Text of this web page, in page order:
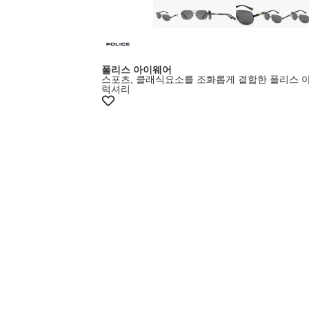
폴리스 아이웨어
스포츠, 클래식요소를 조화롭게 결합한 폴리스
럭셔리